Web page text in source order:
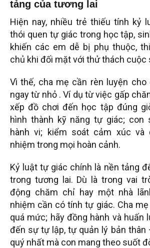
tảng của tương lai
Hiện nay, nhiều trẻ thiếu tính kỷ
thói quen tự giác trong học tập,
khiến các em dễ bị phụ thuộc,
chủ khi đối mặt với thử thách cuộc
Vì thế, cha mẹ cần rèn luyện
ngay từ nhỏ . Ví dụ từ việc gấp
xếp đồ chơi đến học tập đúng
hình thành kỹ năng tự giác; con
hành vi; kiểm soát cảm xúc
nhiệm trong mọi hoàn cảnh.
Kỷ luật tự giác chính là nền tảng
trong tương lai. Dù là trong vai
động chăm chỉ hay một nhà
nhiệm cần có tính tự giác. Cha
quá mức; hãy đồng hành và huấn
đến sự tự lập, tự quản lý bản thân
quý nhất mà con mang theo suốt